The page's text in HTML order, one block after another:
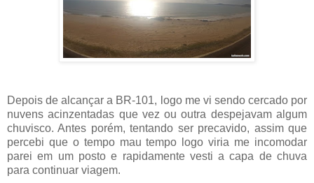
Depois de alcançar a BR-101, logo me vi sendo cercado por
nuvens acinzentadas que vez ou outra despejavam algum
chuvisco. Antes porém, tentando ser precavido, assim que
percebi que o tempo mau tempo logo viria me incomodar
parei em um posto e rapidamente vesti a capa de chuva
para continuar viagem.